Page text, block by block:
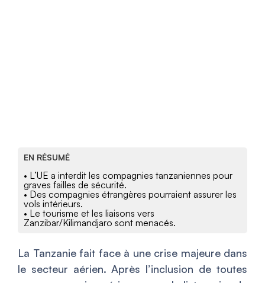
EN RÉSUMÉ
• L’UE a interdit les compagnies tanzaniennes pour
graves failles de sécurité.
• Des compagnies étrangères pourraient assurer les
vols intérieurs.
• Le tourisme et les liaisons vers
Zanzibar/Kilimandjaro sont menacés.
La Tanzanie fait face à une crise majeure dans
le secteur aérien. Après l’inclusion de toutes